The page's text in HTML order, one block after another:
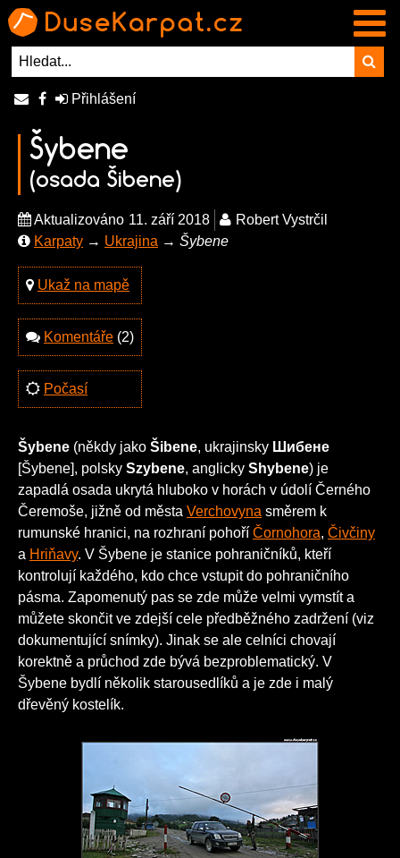
Přihlášení
Šybene
(osada Šibene)
Aktualizováno 11. září 2018
Robert Vystrčil
Karpaty → Ukrajina → Šybene
Ukaž na mapě
Komentáře (2)
Počasí
Šybene (někdy jako Šibene, ukrajinsky Шибене
[Šybene], polsky Szybene, anglicky Shybene) je
zapadlá osada ukrytá hluboko v horách v údolí Černého
Čeremoše, jižně od města Verchovyna směrem k
rumunské hranici, na rozhraní pohoří Čornohora, Čivčiny
a Hriňavy. V Šybene je stanice pohraničníků, kteří
kontrolují každého, kdo chce vstupit do pohraničního
pásma. Zapomenutý pas se zde může velmi vymstít a
můžete skončit ve zdejší cele předběžného zadržení (viz
dokumentující snímky). Jinak se ale celníci chovají
korektně a průchod zde bývá bezproblematický. V
Šybene bydlí několik starousedlíků a je zde i malý
dřevěný kostelík.